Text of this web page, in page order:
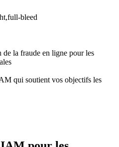
bleed
la fraude en ligne pour les
qui soutient vos objectifs les